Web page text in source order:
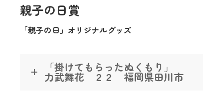
親子の日賞
「親子の日」オリジナルグッズ
「掛けてもらったぬくもり」
力武舞花 ２２ 福岡県田川市